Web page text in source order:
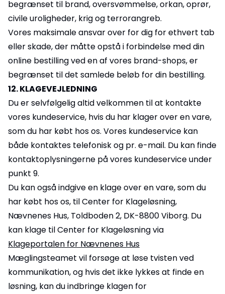
begrænset til brand, oversvømmelse, orkan, oprør,
civile uroligheder, krig og terrorangreb.
Vores maksimale ansvar over for dig for ethvert tab
eller skade, der måtte opstå i forbindelse med din
online bestilling ved en af vores brand-shops, er
begrænset til det samlede beløb for din bestilling.
12. KLAGEVEJLEDNING
Du er selvfølgelig altid velkommen til at kontakte
vores kundeservice, hvis du har klager over en vare,
som du har købt hos os. Vores kundeservice kan
både kontaktes telefonisk og pr. e-mail. Du kan finde
kontaktoplysningerne på vores kundeservice under
punkt 9.
Du kan også indgive en klage over en vare, som du
har købt hos os, til Center for Klageløsning,
Nævnenes Hus, Toldboden 2, DK-8800 Viborg. Du
kan klage til Center for Klageløsning via
Klageportalen for Nævnenes Hus
Mæglingsteamet vil forsøge at løse tvisten ved
kommunikation, og hvis det ikke lykkes at finde en
løsning, kan du indbringe klagen for